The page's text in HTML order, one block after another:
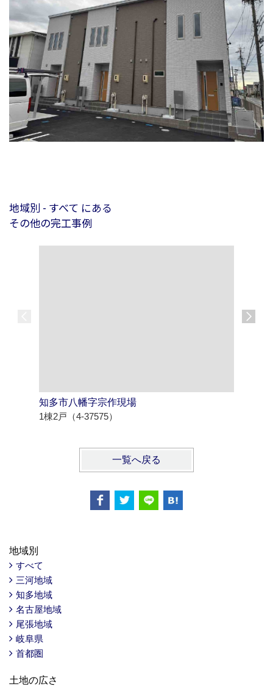
地域別 - すべて にある
その他の完工事例
知多市八幡字宗作現場
1棟2戸（4-37575）
一覧へ戻る
地域別
すべて
三河地域
知多地域
名古屋地域
尾張地域
岐阜県
首都圏
土地の広さ